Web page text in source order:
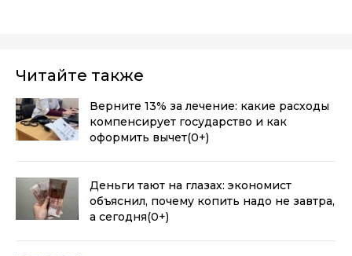
Читайте также
Верните 13% за лечение: какие расходы
компенсирует государство и как
оформить вычет(0+)
Деньги тают на глазах: экономист
объяснил, почему копить надо не завтра,
а сегодня(0+)